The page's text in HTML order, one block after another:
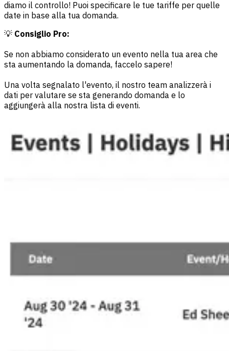
diamo il controllo! Puoi specificare le tue tariffe per quelle
date in base alla tua domanda.
💡 Consiglio Pro:
Se non abbiamo considerato un evento nella tua area che
sta aumentando la domanda, faccelo sapere!
Una volta segnalato l'evento, il nostro team analizzerà i
dati per valutare se sta generando domanda e lo
aggiungerà alla nostra lista di eventi.